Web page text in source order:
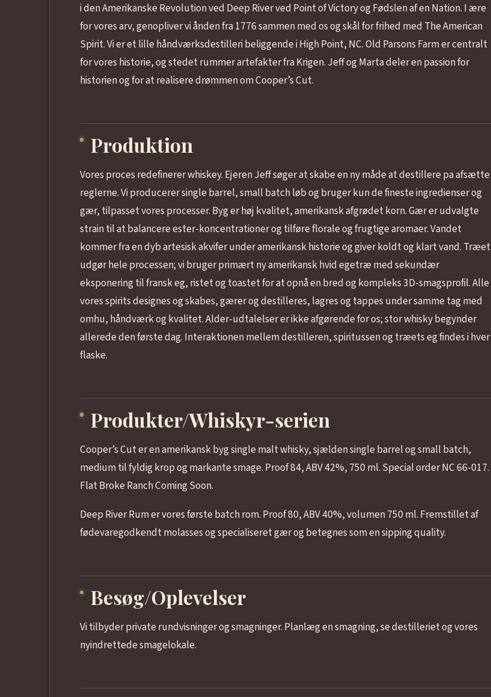
i den Amerikanske Revolution ved Deep River ved Point of Victory og Fødslen af en Nation. I ære
for vores arv, genopliver vi ånden fra 1776 sammen med os og skål for frihed med The American
Spirit. Vi er et lille håndværksdestilleri beliggende i High Point, NC. Old Parsons Farm er centralt
for vores historie, og stedet rummer artefakter fra Krigen. Jeff og Marta deler en passion for
historien og for at realisere drømmen om Cooper’s Cut.
Produktion
Vores proces redefinerer whiskey. Ejeren Jeff søger at skabe en ny måde at destillere pa afsætte
reglerne. Vi producerer single barrel, small batch løb og bruger kun de fineste ingredienser og
gær, tilpasset vores processer. Byg er høj kvalitet, amerikansk afgrødet korn. Gær er udvalgte
strain til at balancere ester-koncentrationer og tilføre florale og frugtige aromaer. Vandet
kommer fra en dyb artesisk akvifer under amerikansk historie og giver koldt og klart vand. Træet
udgør hele processen; vi bruger primært ny amerikansk hvid egetræ med sekundær
eksponering til fransk eg, ristet og toastet for at opnå en bred og kompleks 3D-smagsprofil. Alle
vores spirits designes og skabes, gærer og destilleres, lagres og tappes under samme tag med
omhu, håndværk og kvalitet. Alder-udtalelser er ikke afgørende for os; stor whisky begynder
allerede den første dag. Interaktionen mellem destilleren, spiritussen og træets eg findes i hver
flaske.
Produkter/Whiskyr-serien
Cooper’s Cut er en amerikansk byg single malt whisky, sjælden single barrel og small batch,
medium til fyldig krop og markante smage. Proof 84, ABV 42%, 750 ml. Special order NC 66-017.
Flat Broke Ranch Coming Soon.
Deep River Rum er vores første batch rom. Proof 80, ABV 40%, volumen 750 ml. Fremstillet af
fødevaregodkendt molasses og specialiseret gær og betegnes som en sipping quality.
Besøg/Oplevelser
Vi tilbyder private rundvisninger og smagninger. Planlæg en smagning, se destilleriet og vores
nyindrettede smagelokale.